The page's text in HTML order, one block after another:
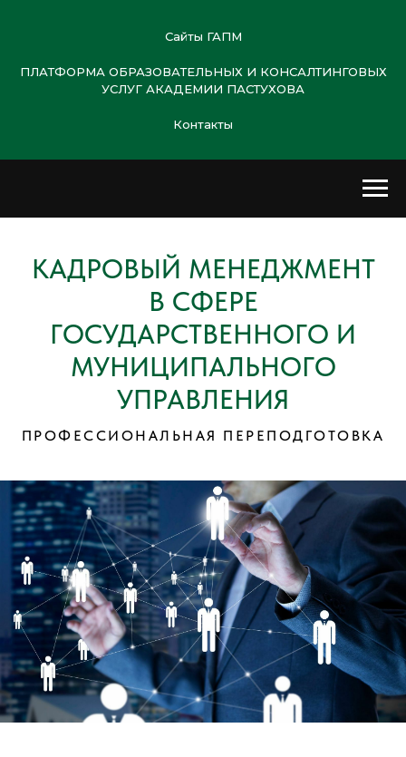
Сайты ГАПМ
ПЛАТФОРМА ОБРАЗОВАТЕЛЬНЫХ И КОНСАЛТИНГОВЫХ
УСЛУГ АКАДЕМИИ ПАСТУХОВА
Контакты
КАДРОВЫЙ МЕНЕДЖМЕНТ
В СФЕРЕ
ГОСУДАРСТВЕННОГО И
МУНИЦИПАЛЬНОГО
УПРАВЛЕНИЯ
ПРОФЕССИОНАЛЬНАЯ ПЕРЕПОДГОТОВКА